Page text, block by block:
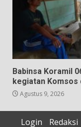
Babinsa Koramil
kegiatan Komsos
Agustus 9, 2026
Login Redaksi